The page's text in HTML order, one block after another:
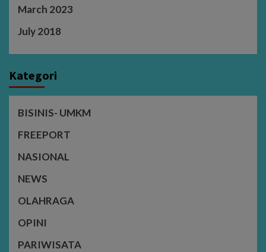
March 2023
July 2018
Kategori
BISINIS- UMKM
FREEPORT
NASIONAL
NEWS
OLAHRAGA
OPINI
PARIWISATA